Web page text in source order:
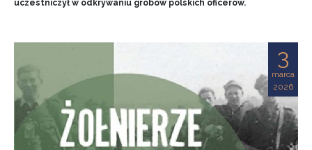
uczestniczył w odkrywaniu grobów polskich oficerów.
3
marca
2026